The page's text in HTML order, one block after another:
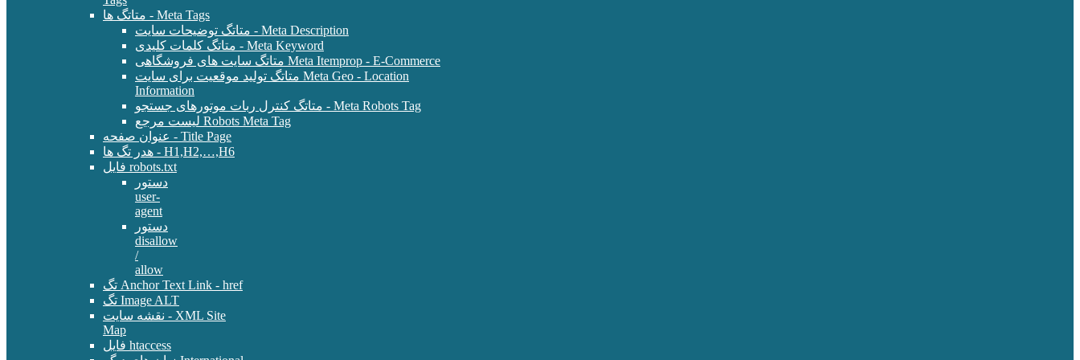
متاتگ ها - Meta Tags
متاتگ توضیحات سایت - Meta Description
متاتگ کلمات کلیدی - Meta Keyword
متاتگ سایت های فروشگاهی Meta Itemprop - E-Commerce
متاتگ تولید موقعیت برای سایت Meta Geo - Location
Information
متاتگ کنترل ربات موتورهای جستجو - Meta Robots Tag
لیست مرجع Robots Meta Tag
عنوان صفحه - Title Page
هدر تگ ها - H1,H2,…,H6
فایل robots.txt
دستور
user-
agent
دستور
disallow
/
allow
تگ Anchor Text Link - href
تگ Image ALT
نقشه سایت - XML Site
Map
فایل htaccess